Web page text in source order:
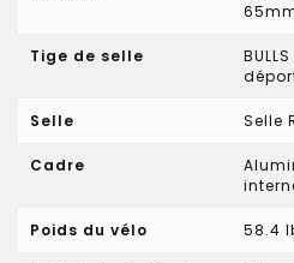
Tige de selle
Selle Selle
Cadre
Poids du vélo 58.4